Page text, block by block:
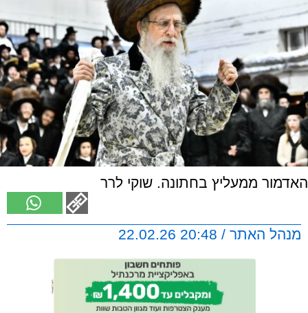
האדמור ממעליץ בחתונה. שוקי לרר
מנהל האתר / 20:48 22.02.26